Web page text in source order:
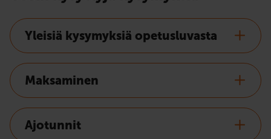
Yleisiä kysymyksiä opetusluvasta
Maksaminen
Ajotunnit